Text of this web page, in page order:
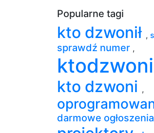
Popularne tagi
kto dzwonił ,
sprawdź numer ,
kto dzwoni ,
darmowe